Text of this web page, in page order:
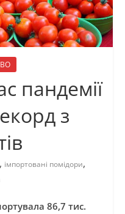
пандемії
з
імпортовані помідори,
86,7 тис.